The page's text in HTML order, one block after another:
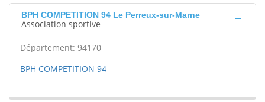
BPH COMPETITION 94 Le Perreux-sur-Marne
Association sportive
Département: 94170
BPH COMPETITION 94